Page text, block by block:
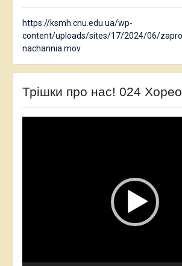
https://ksmh.cnu.edu.ua/wp-
content/uploads/sites/17/2024/06/
nachannia.mov
Трішки про нас! 024